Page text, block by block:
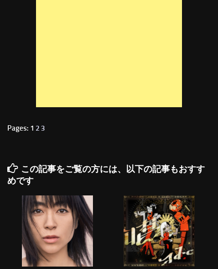
Pages: 1 2 3
この記事をご覧の方には、以下の記事もおすす
めです